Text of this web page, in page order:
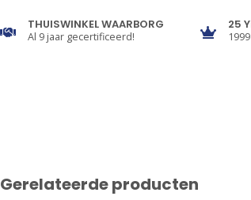
THUISWINKEL WAARBORG
Al 9 jaar gecertificeerd!
25
Gerelateerde producten